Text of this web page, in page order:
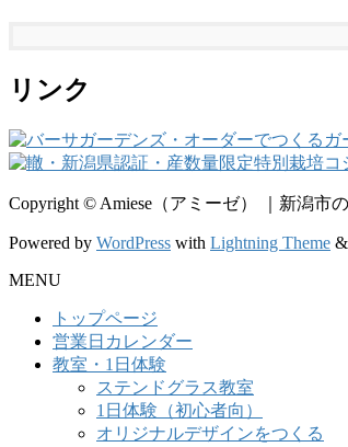
リンク
Copyright © Amiese（アミーゼ） ｜新潟市
Powered by WordPress with Lightning Theme &
MENU
トップページ
営業日カレンダー
教室・1日体験
ステンドグラス教室
1日体験（初心者向）
オリジナルデザインをつくる